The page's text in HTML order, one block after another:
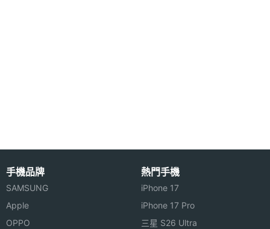
相機規格
畫素
手機品牌
SAMSUNG
Apple
OPPO
熱門手機
iPhone 17
iPhone 17 Pro
三星 S26 Ultra